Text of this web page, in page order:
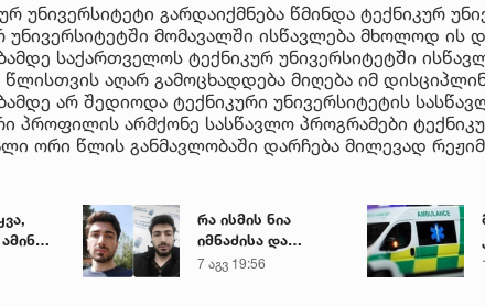
უნივერსიტეტი გარდაიქმნება წმინდა ტექნიკურ
უნივერსიტეტში მომავალში ისწავლება მხოლოდ ის
საქართველოს ტექნიკურ უნივერსიტეტში
აღარ გამოცხადდება მიღება იმ
არ შედიოდა ტექნიკური უნივერსიტეტის
პროფილის არმქონე სასწავლო პროგრამები
ორი წლის განმავლობაში დარჩება მილევად
რა ისმის ნია
იმნაძისა და
მამამისის ფარული
7 აგვ 19:56